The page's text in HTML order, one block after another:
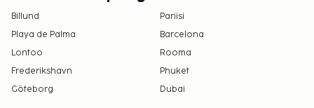
toukokuuta – 30. syyskuuta.
Vain sisäänkirjautuneet asiakkaat saavat
oleskella huoneissa.
Majoituspaikassa on tarjolla
yhdistettäviä/vierekkäisiä huoneita, joiden
Billund
Pariisi
Playa de Palma
Barcelona
Lontoo
Rooma
Frederikshavn
Phuket
Göteborg
Dubai